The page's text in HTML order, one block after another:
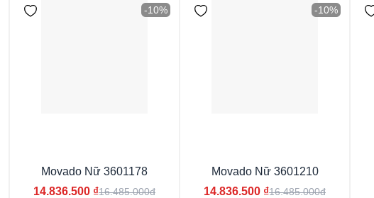
-10%
Movado Nữ 3601178
14.836.500 ₫16.485.000đ
-10%
Movado Nữ 3601210
14.836.500 ₫16.485.000đ